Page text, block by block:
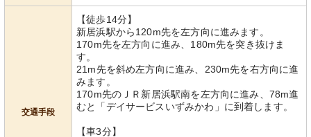
交通手段
【徒歩14分】
新居浜駅から120m先を左方向に進みます。
170m先を左方向に進み、180m先を突き抜けま
す。
21m先を斜め左方向に進み、230m先を右方向に進
みます。
170m先のＪＲ新居浜駅南を左方向に進み、78m進
むと「デイサービスいずみかわ」に到着します。
【車3分】